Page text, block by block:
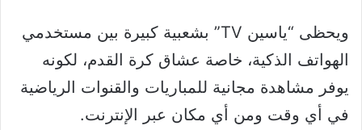
ويحظى “ياسين TV” بشعبية كبيرة بين مستخدمي
الهواتف الذكية، خاصة عشاق كرة القدم، لكونه
يوفر مشاهدة مجانية للمباريات والقنوات الرياضية
في أي وقت ومن أي مكان عبر الإنترنت.